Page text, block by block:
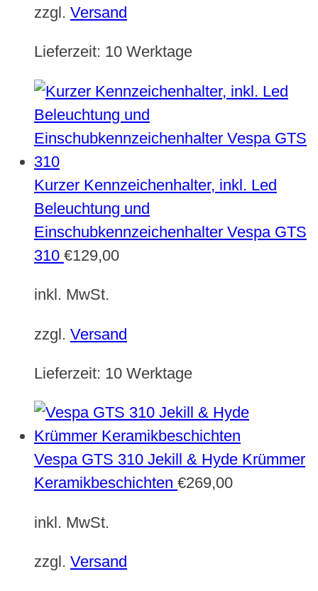
zzgl. Versand
Lieferzeit: 10 Werktage
Kurzer Kennzeichenhalter, inkl. Led
Beleuchtung und
Einschubkennzeichenhalter Vespa GTS
310 €129,00
inkl. MwSt.
zzgl. Versand
Lieferzeit: 10 Werktage
Vespa GTS 310 Jekill & Hyde Krümmer
Keramikbeschichten €269,00
inkl. MwSt.
zzgl. Versand